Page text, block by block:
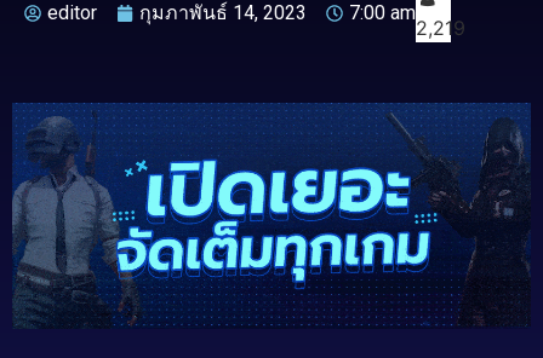
editor กุมภาพันธ์ 14, 2023 7:00 am
2,219